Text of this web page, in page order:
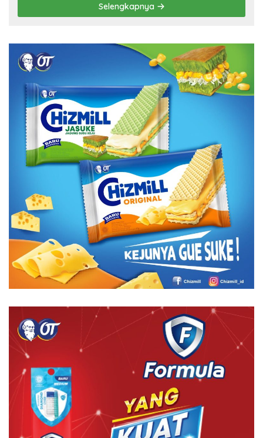
Selengkapnya